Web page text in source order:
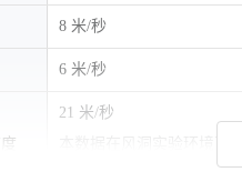
8 米/秒
6 米/秒
21 米/秒
本数据在风洞实验环境下